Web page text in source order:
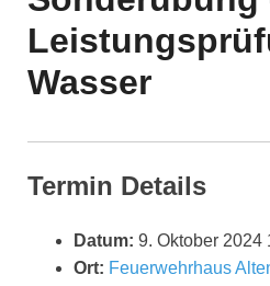
Wasser
Termin Details
Datum: 9. Oktober 2024
Ort: Feuerwehrhaus